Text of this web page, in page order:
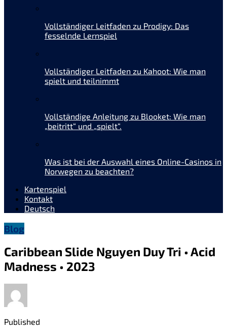
Vollständiger Leitfaden zu Prodigy: Das
fesselnde Lernspiel
Vollständiger Leitfaden zu Kahoot: Wie man
spielt und teilnimmt
Vollständige Anleitung zu Blooket: Wie man
„beitritt“ und „spielt“.
Was ist bei der Auswahl eines Online-Casinos in
Norwegen zu beachten?
Kartenspiel
Kontakt
Deutsch
Blog
Caribbean Slide Nguyen Duy Tri • Acid
Madness • 2023
Published